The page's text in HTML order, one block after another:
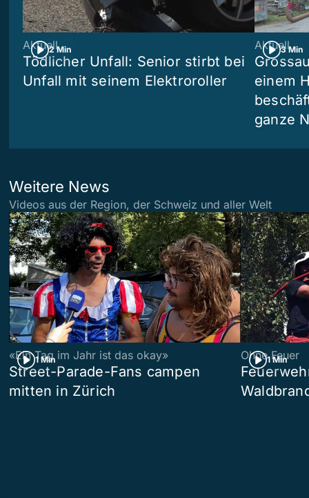
2 Min
Aktuell
Tödlicher Unfall: Senior stirbt bei
Unfall mit seinem Elektroroller
3 Min
Aktuell
einem
ganze
Weitere News
Videos aus der Region, der Schweiz und aller Welt
1 Min
«Ein Tag im Jahr ist das okay»
Street-Parade-Fans campen
mitten in Zürich
1 Min
Ohne Feuer